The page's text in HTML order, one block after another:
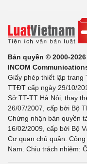
Bản quyền © 2000-
INCOM
Giấy phép thiết lập trang
TTĐT cấp ngày 29/10/
Sở TT-TT Hà Nội, thay
26/07/2007, cấp bởi Bộ
Chứng nhận bản quyền
16/02/2009, cấp bởi Bộ
Cơ quan chủ quản:
Nam. Chịu trách nhiệm: